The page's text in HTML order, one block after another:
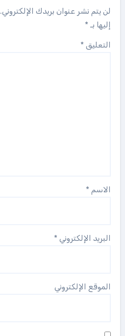
لن يتم نشر عنوان بريدك الإلكتروني.
إليها بـ *
التعليق *
الاسم *
البريد الإلكتروني *
الموقع الإلكتروني